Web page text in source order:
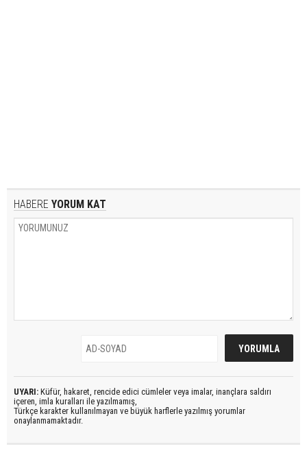
HABERE YORUM KAT
UYARI: Küfür, hakaret, rencide edici cümleler veya imalar, inançlara saldırı
içeren, imla kuralları ile yazılmamış,
Türkçe karakter kullanılmayan ve büyük harflerle yazılmış yorumlar
onaylanmamaktadır.